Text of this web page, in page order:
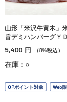
山形「米沢牛黄木」
旨デミハンバーグＹ
5,400 円 （8%税込）
在庫：○
OPポイント対象 Web